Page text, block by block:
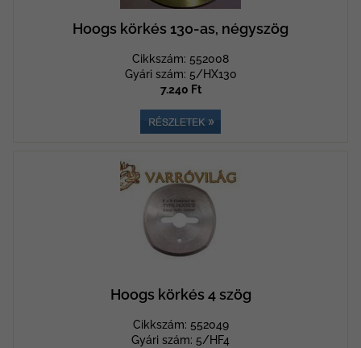
Hoogs körkés 130-as, négyszög
Cikkszám: 552008
Gyári szám: 5/HX130
7.240 Ft
Hoogs körkés 4 szög
Cikkszám: 552049
Gyári szám: 5/HF4